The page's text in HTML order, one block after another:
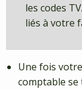
les codes
liés à votre
Une fois
comptable